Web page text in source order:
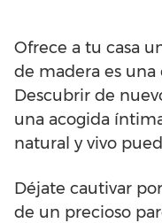
Ofrece a tu casa
de madera es
Descubrir de
una acogida
natural y vivo
Déjate cautivar
de un precioso